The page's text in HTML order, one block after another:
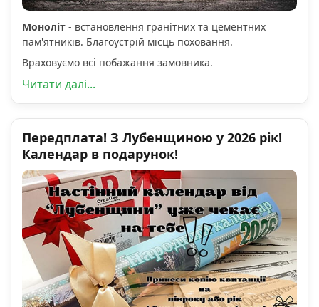
Моноліт - встановлення гранітних та цементних
пам'ятників. Благоустрій місць поховання.
Враховуємо всі побажання замовника.
Читати далі...
Передплата! З Лубенщиною у 2026 рік!
Календар в подарунок!